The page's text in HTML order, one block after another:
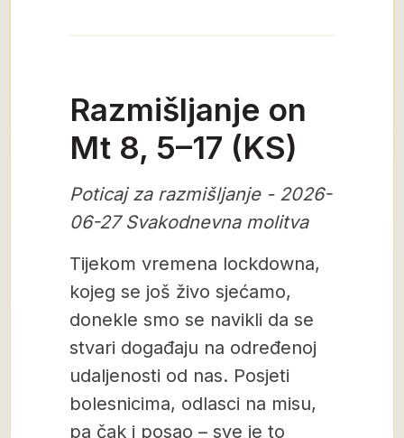
Razmišljanje on
Mt 8, 5–17 (KS)
Poticaj za razmišljanje - 2026-
06-27 Svakodnevna molitva
Tijekom vremena lockdowna,
kojeg se još živo sjećamo,
donekle smo se navikli da se
stvari događaju na određenoj
udaljenosti od nas. Posjeti
bolesnicima, odlasci na misu,
pa čak i posao – sve je to